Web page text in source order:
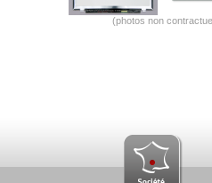
(photos non